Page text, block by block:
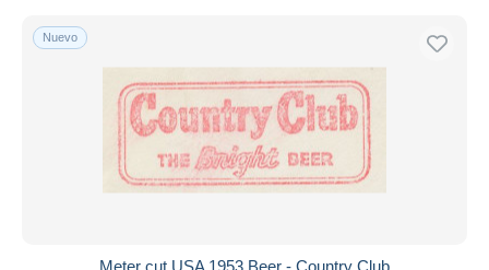
Nuevo
Meter cut USA 1953 Beer - Country Club